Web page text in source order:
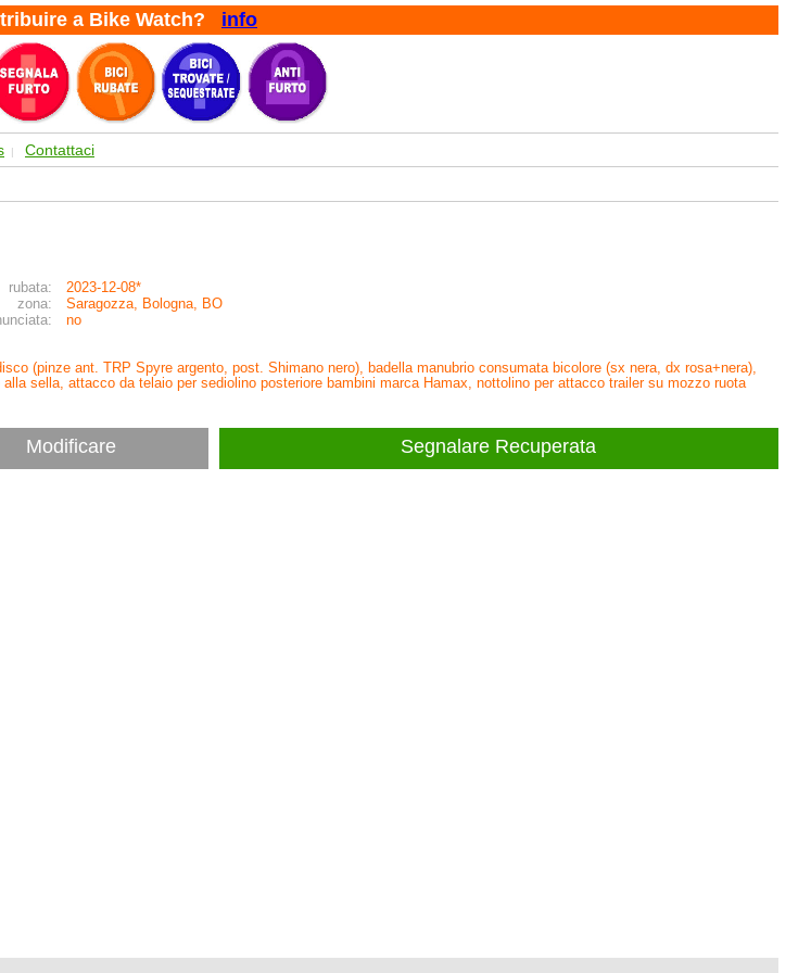
a Bike Watch? info
| Contattaci
rubata:
2023-12-08*
zona:
Saragozza, Bologna, BO
no
(pinze ant. TRP Spyre argento, post. Shimano nero), badella manubrio consumata bicolore (sx nera, dx rosa+nera),
sella, attacco da telaio per sediolino posteriore bambini marca Hamax, nottolino per attacco trailer su mozzo ruota
Modificare Segnalare Recuperata